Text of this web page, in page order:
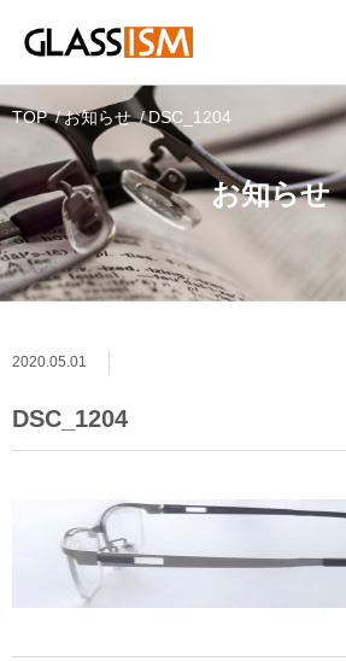
お知らせ
TOP お知らせ DSC_1204
2020.05.01
DSC_1204